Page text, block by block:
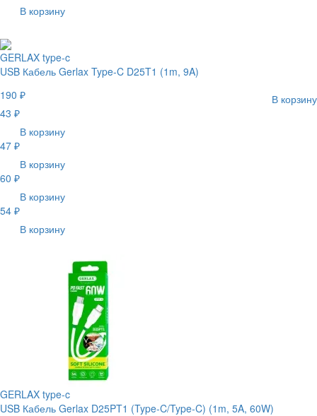
В корзину
GERLAX type-c
USB Кабель Gerlax Type-C D25T1 (1m, 9A)
190 ₽
В корзину
43 ₽
В корзину
47 ₽
В корзину
60 ₽
В корзину
54 ₽
В корзину
GERLAX type-c
USB Кабель Gerlax D25PT1 (Type-C/Type-C) (1m, 5A, 60W)